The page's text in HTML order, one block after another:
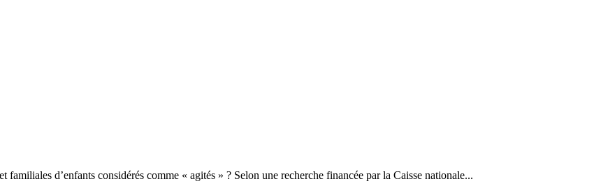
d’enfants considérés comme « agités » ? Selon une recherche financée par la Caisse nationale...